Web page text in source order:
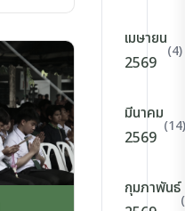
เมษายน
2569
(4)
มีนาคม
2569
(14)
กุมภาพันธ์